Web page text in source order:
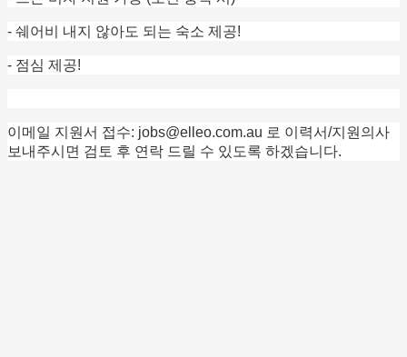
- 쉐어비 내지 않아도 되는 숙소 제공!
- 점심 제공!
이메일 지원서 접수: jobs@elleo.com.au 로 이력서/지원의사
보내주시면 검토 후 연락 드릴 수 있도록 하겠습니다.